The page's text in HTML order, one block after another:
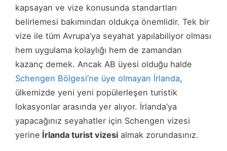
kapsayan ve vize konusunda standartları
belirlemesi bakımından oldukça önemlidir. Tek bir
vize ile tüm Avrupa’ya seyahat yapılabiliyor olması
hem uygulama kolaylığı hem de zamandan
kazanç demek. Ancak AB üyesi olduğu halde
Schengen Bölgesi’ne üye olmayan İrlanda,
ülkemizde yeni yeni popülerleşen turistik
lokasyonlar arasında yer alıyor. İrlanda’ya
yapacağınız seyahatler için Schengen vizesi
yerine İrlanda turist vizesi almak zorundasınız.